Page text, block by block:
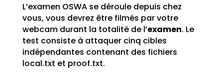
L’examen OSWA se déroule depuis chez
vous, vous devrez être filmés par votre
webcam durant la totalité de l’examen. Le
test consiste à attaquer cinq cibles
indépendantes contenant des fichiers
local.txt et proof.txt.